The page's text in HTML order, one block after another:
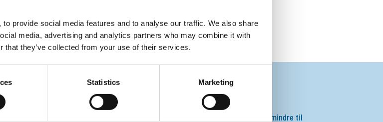
provide social media features and to analyse our traffic. We also share
media, advertising and analytics partners who may combine it with
that they’ve collected from your use of their services.
Statistics Marketing
kunne være det
retursetup, der sikrer
LOGISTIK
Som en del af pakken varetager vi også meget gerne transporten til og fra dit
arrangement/event. Vi har et stort netværk af logistikpartnere og klarer alt fra mindre til